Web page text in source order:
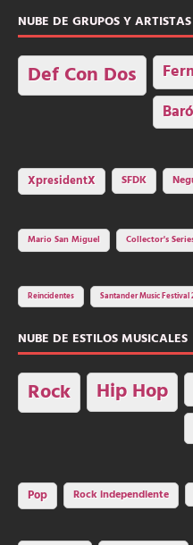
NUBE DE GRUPOS Y ARTISTAS
Def Con Dos
XpresidentX SFDK
Mario San Miguel
Collector's
Reincidentes Santander Music Festival
NUBE DE ESTILOS MUSICALES
Rock Hip Hop
Pop Rock independiente